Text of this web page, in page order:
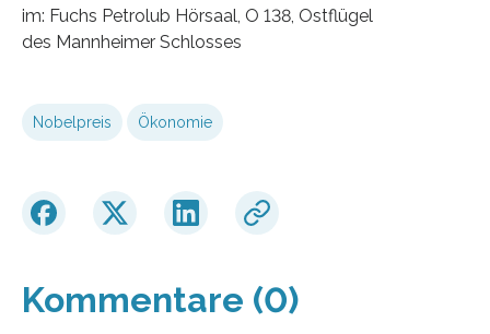
im: Fuchs Petrolub Hörsaal, O 138, Ostflügel
des Mannheimer Schlosses
Nobelpreis Ökonomie
Kommentare (0)